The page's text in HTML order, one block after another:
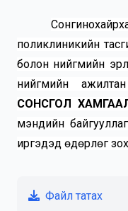
поликлиникийн
болон нийгмийн
нийгмийн
СОНСГОЛ
мэндийн
иргэдэд өдөрлөг
Файл татах